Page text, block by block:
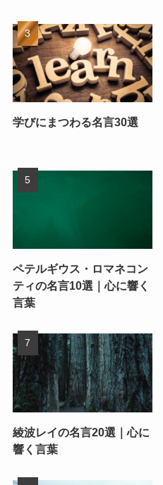
学びにまつわる名言30選
ペテルギウス・ロマネコン
ティの名言10選｜心に響く
言葉
綾波レイの名言20選｜心に
響く言葉